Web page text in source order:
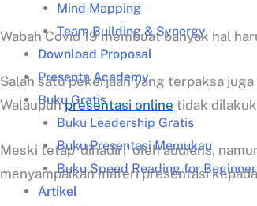
Mind Mapping
Team Building & Synergy
Download Proposal
Presenta Academy
Buku Gratis
Buku Leadership Gratis
Buku Presentasi Memukau
Buku Speed Reading for
Artikel
Wabah Covid 19 membuat banyak hal
Salah satu pekerjaan yang terpaksa
Walaupunpresentasi online tidak
Meski tetap ‘dihadiri’ oleh audiens,
menyampaikan materi presentasi